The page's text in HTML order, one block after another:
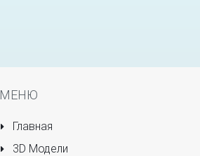
МЕНЮ
Главная
3D Модели